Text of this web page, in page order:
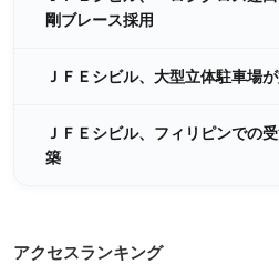
剛ブレース採用
ＪＦＥシビル、大型立体駐車場
ＪＦＥシビル、フィリピンでの
築
アクセスランキング